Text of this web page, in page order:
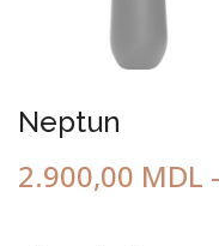
Neptun
2.900,00 MDL -